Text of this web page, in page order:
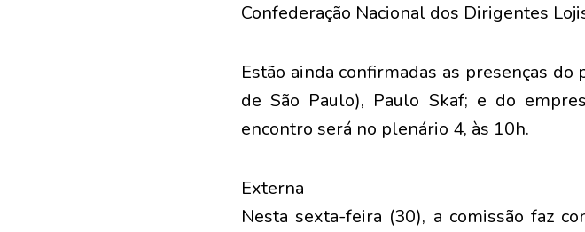
Confederação Nacional dos Dirigentes
Estão ainda confirmadas as presenças
de São Paulo), Paulo Skaf; e do
encontro será no plenário 4, às 10h.
Externa
Nesta sexta-feira (30), a comissão faz